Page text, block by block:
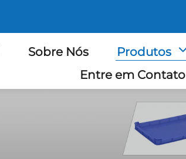
Sobre Nós Produtos
Entre em Contato